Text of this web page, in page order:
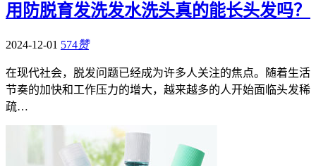
用防脱育发洗发水洗头真的能长头发吗？
2024-12-01 574赞
在现代社会，脱发问题已经成为许多人关注的焦点。随着生活
节奏的加快和工作压力的增大，越来越多的人开始面临头发稀
疏…